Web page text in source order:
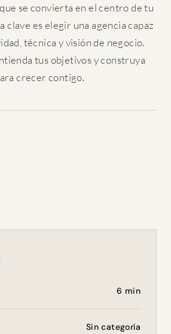
se convierta en el centro de tu
clave es elegir una agencia capaz
técnica y visión de negocio.
tus objetivos y construya
crecer contigo.
6 min
Sin categoría